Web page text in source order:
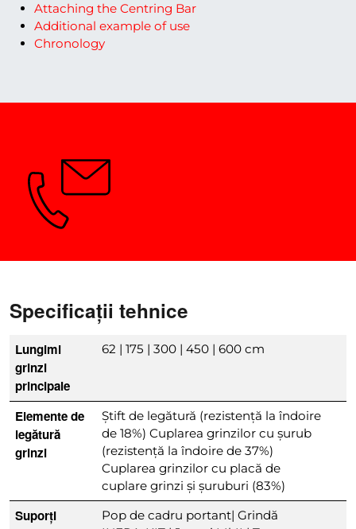
Attaching the Centring Bar
Additional example of use
Chronology
Specificații tehnice
Lungimi
grinzi
principale
62 | 175 | 300 | 450 | 600 cm
Elemente de
legătură
grinzi
Știft de legătură (rezistență la îndoire
de 18%) Cuplarea grinzilor cu șurub
(rezistență la îndoire de 37%)
Cuplarea grinzilor cu placă de
cuplare grinzi și șuruburi (83%)
Suporți
Pop de cadru portant| Grindă